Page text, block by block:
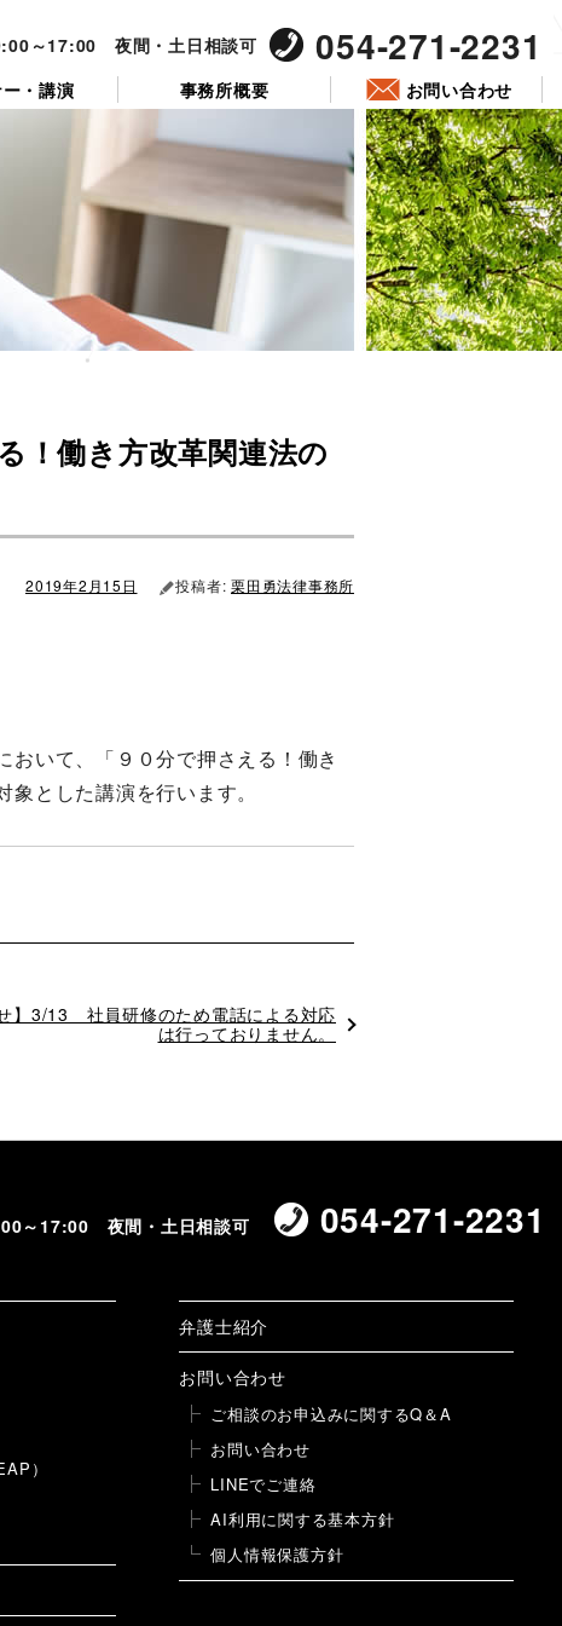
～17:00 夜間・土日相談可 054-271-2231
・講演 事務所概要 お問い合わせ
！働き方改革関連法の
日:
2019年2月15日 投稿者: 栗田勇法律事務所
いて、「９０分で押さえる！働き
とした講演を行います。
せ】3/13 社員研修のため電話による対応
は行っておりません。
～17:00 夜間・土日相談可 054-271-2231
）
弁護士紹介
お問い合わせ
ご相談のお申込みに関するQ＆A
お問い合わせ
LINEでご連絡
AI利用に関する基本方針
個人情報保護方針